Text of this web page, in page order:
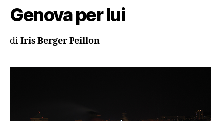
Genova per lui
diIris Berger Peillon